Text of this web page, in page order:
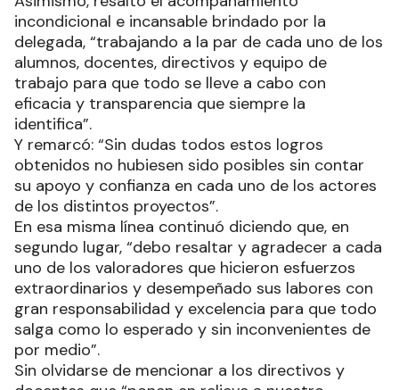
incondicional e incansable brindado por la
delegada, “trabajando a la par de cada uno de los
alumnos, docentes, directivos y equipo de
trabajo para que todo se lleve a cabo con
eficacia y transparencia que siempre la
identifica”.
Y remarcó: “Sin dudas todos estos logros
obtenidos no hubiesen sido posibles sin contar
su apoyo y confianza en cada uno de los actores
de los distintos proyectos”.
En esa misma línea continuó diciendo que, en
segundo lugar, “debo resaltar y agradecer a cada
uno de los valoradores que hicieron esfuerzos
extraordinarios y desempeñado sus labores con
gran responsabilidad y excelencia para que todo
salga como lo esperado y sin inconvenientes de
por medio”.
Sin olvidarse de mencionar a los directivos y